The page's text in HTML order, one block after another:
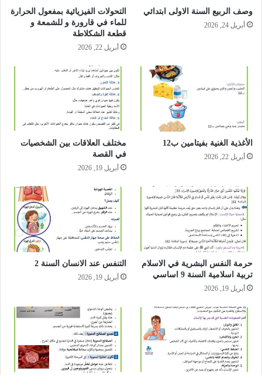
وصف الربيع السنة الاولى ابتدائي
أبريل 24, 2026
التحولات الفيزيائية بمفعول الحرارة
للماء في قارورة و للشمعة و
قطعة الشكلاطة
أبريل 22, 2026
الأغذية الغنية بفيتامين ب12
أبريل 22, 2026
مختلف العلاقات بين الشخصيات
في القصة
أبريل 19, 2026
حرمة النفس البشرية في الاسلام
تربية اسلامية السنة 9 اساسي
أبريل 19, 2026
التنفس عند الانسان السنة 2
أبريل 19, 2026